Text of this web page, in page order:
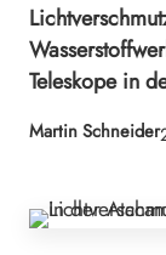
Teleskope in
Martin Schneider